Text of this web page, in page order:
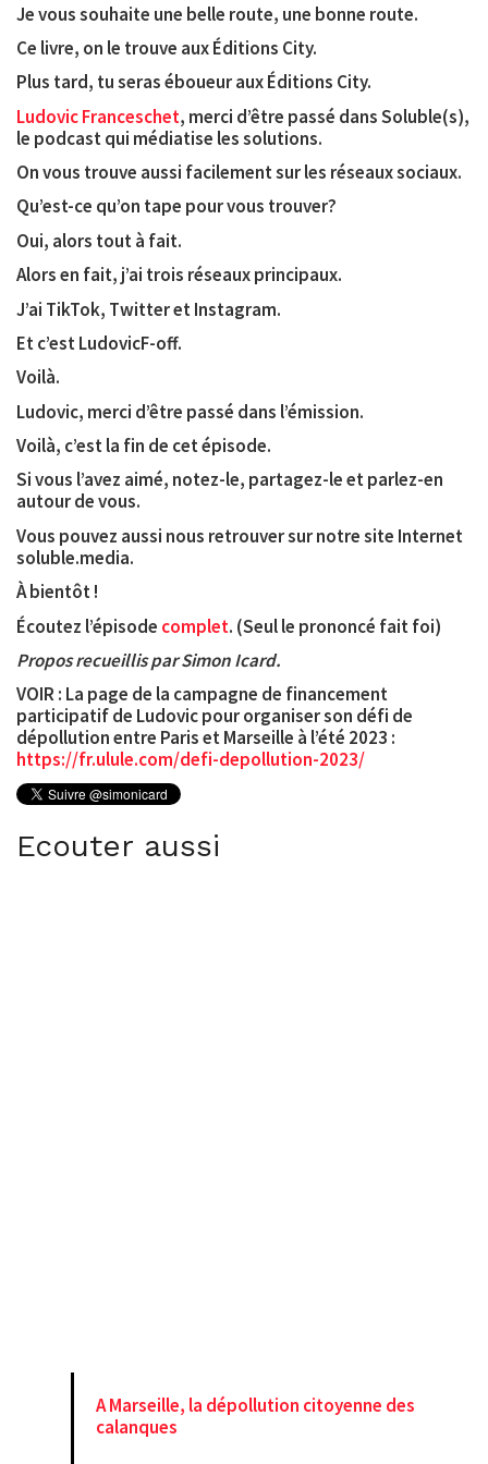
Je vous souhaite une belle route, une bonne route.
Ce livre, on le trouve aux Éditions City.
Plus tard, tu seras éboueur aux Éditions City.
Ludovic Franceschet, merci d’être passé dans Soluble(s),
le podcast qui médiatise les solutions.
On vous trouve aussi facilement sur les réseaux sociaux.
Qu’est-ce qu’on tape pour vous trouver?
Oui, alors tout à fait.
Alors en fait, j’ai trois réseaux principaux.
J’ai TikTok, Twitter et Instagram.
Et c’est LudovicF-off.
Voilà.
Ludovic, merci d’être passé dans l’émission.
Voilà, c’est la fin de cet épisode.
Si vous l’avez aimé, notez-le, partagez-le et parlez-en
autour de vous.
Vous pouvez aussi nous retrouver sur notre site Internet
soluble.media.
À bientôt !
Écoutez l’épisode complet. (Seul le prononcé fait foi)
Propos recueillis par Simon Icard.
VOIR : La page de la campagne de financement
participatif de Ludovic pour organiser son défi de
dépollution entre Paris et Marseille à l’été 2023 :
https://fr.ulule.com/defi-depollution-2023/
Ecouter aussi
A Marseille, la dépollution citoyenne des
calanques